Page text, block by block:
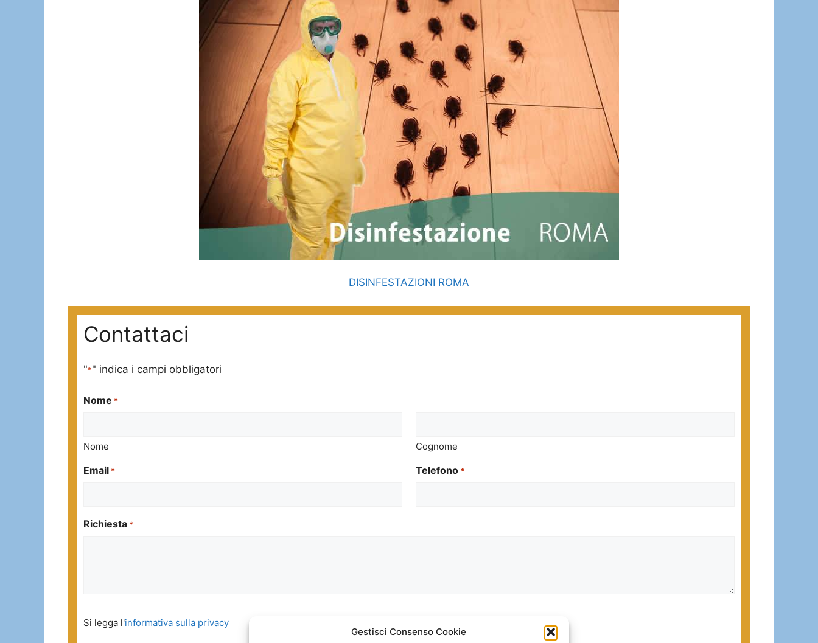
Gestisci Consenso Cookie
DISINFESTAZIONI ROMA
Contattaci
"*" indica i campi obbligatori
Nome *
Nome Cognome
Email * Telefono *
Richiesta *
legga
Si legga l'informativa sulla privacy